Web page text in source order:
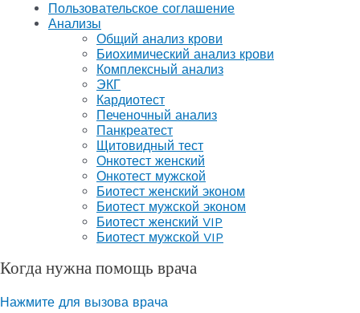
Пользовательское соглашение
Анализы
Общий анализ крови
Биохимический анализ крови
Комплексный анализ
ЭКГ
Кардиотест
Печеночный анализ
Панкреатест
Щитовидный тест
Онкотест женский
Онкотест мужской
Биотест женский эконом
Биотест мужской эконом
Биотест женский VIP
Биотест мужской VIP
Когда нужна помощь врача
Нажмите для вызова врача